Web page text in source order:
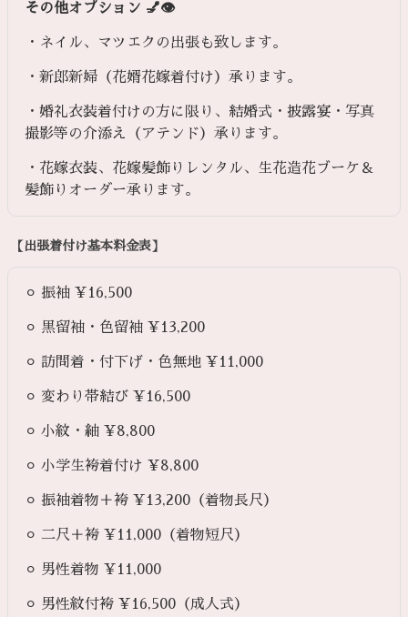
その他オプション 💅👁️
・ネイル、マツエクの出張も致します。
・新郎新婦（花婿花嫁着付け）承ります。
・婚礼衣装着付けの方に限り、結婚式・披露宴・写真
撮影等の介添え（アテンド）承ります。
・花嫁衣装、花嫁髪飾りレンタル、生花造花ブーケ＆
髪飾りオーダー承ります。
【出張着付け基本料金表】
⚪︎ 振袖 ¥16,500
⚪︎ 黒留袖・色留袖 ¥13,200
⚪︎ 訪問着・付下げ・色無地 ¥11,000
⚪︎ 変わり帯結び ¥16,500
⚪︎ 小紋・紬 ¥8,800
⚪︎ 小学生袴着付け ¥8,800
⚪︎ 振袖着物＋袴 ¥13,200（着物長尺）
⚪︎ 二尺＋袴 ¥11,000（着物短尺）
⚪︎ 男性着物 ¥11,000
⚪︎ 男性紋付袴 ¥16,500（成人式）